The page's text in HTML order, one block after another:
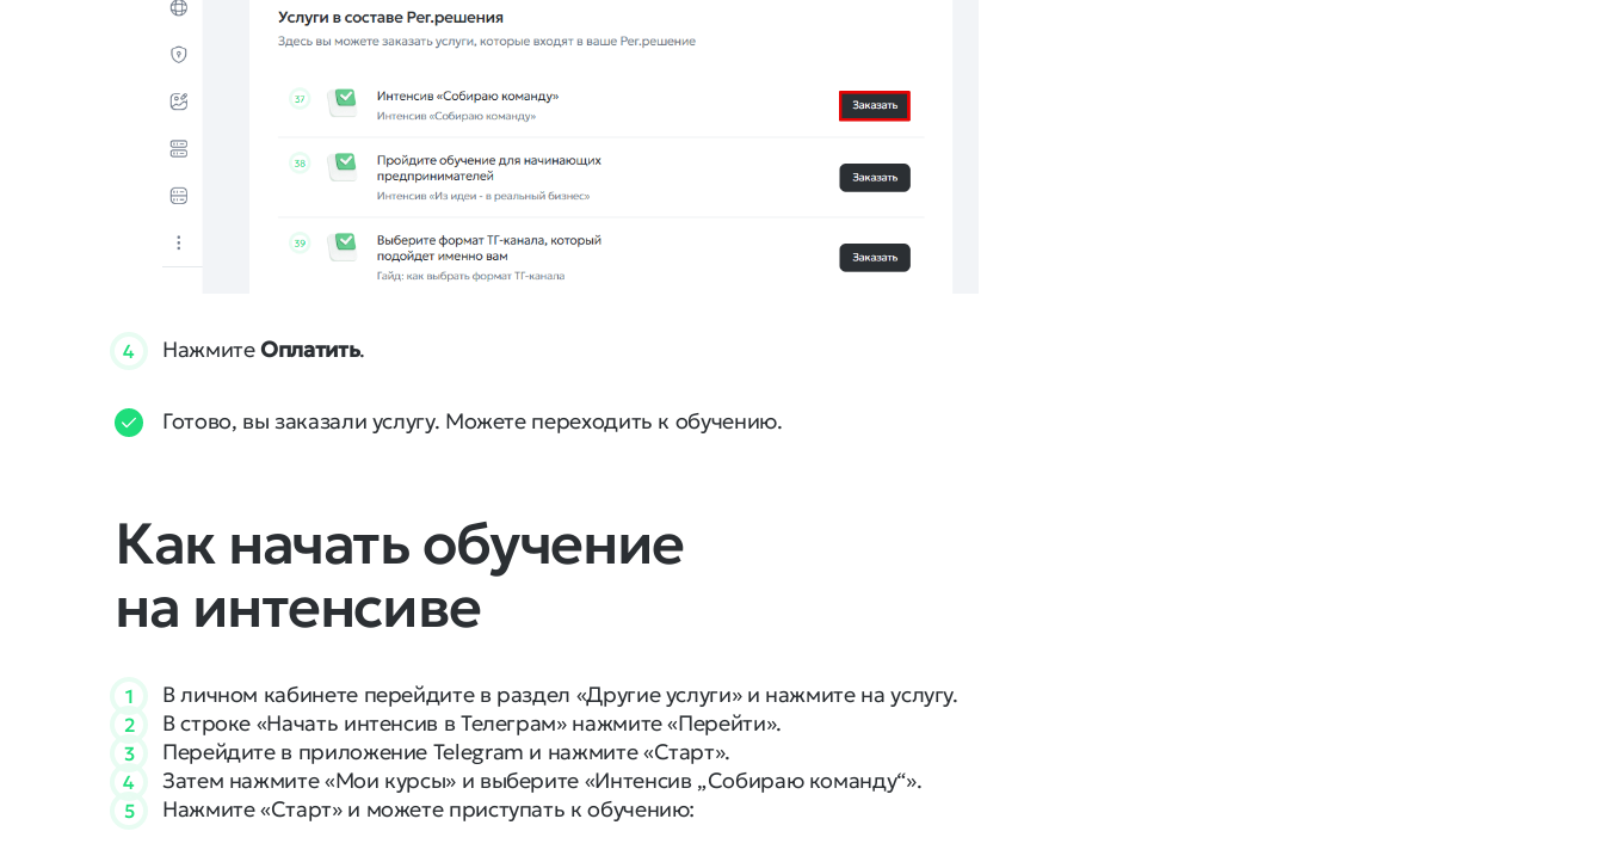
4 НажмитеОплатить.
Готово, вы заказали услугу. Можете переходить к обучению.
Как начать обучение
на интенсиве
1 В личном кабинете перейдите в раздел «Другие услуги» и нажмите на услугу.
2 В строке «Начать интенсив в Телеграм» нажмите «Перейти».
3 Перейдите в приложение Telegram и нажмите «Старт».
4 Затем нажмите «Мои курсы» и выберите «Интенсив „Собираю команду“».
5 Нажмите «Старт» и можете приступать к обучению: